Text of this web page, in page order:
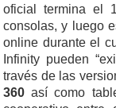
oficial termina el
consolas, y luego
online durante el
Infinity pueden
través de las
360 así como